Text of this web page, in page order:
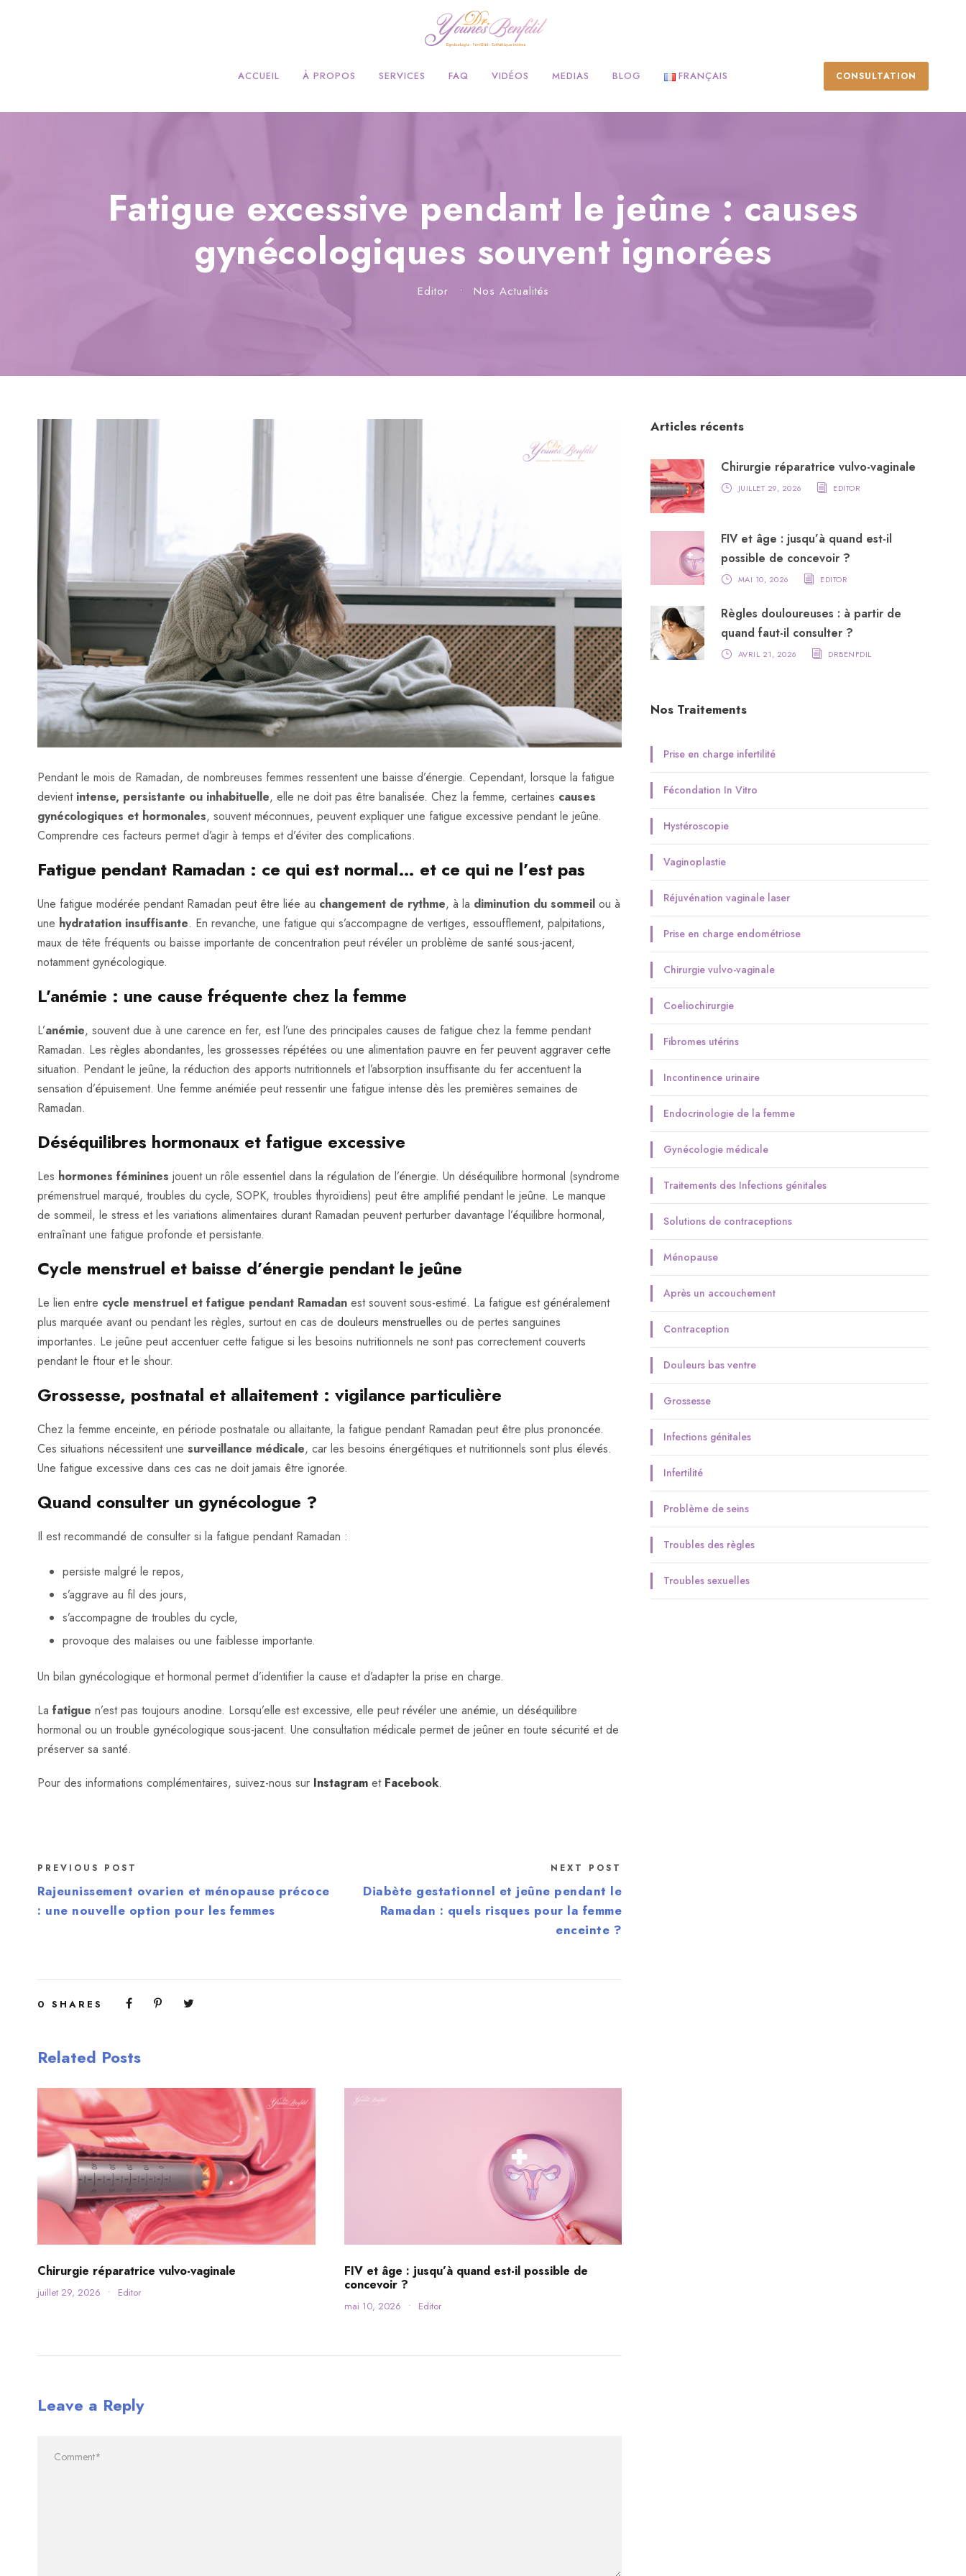
ACCUEIL À PROPOS SERVICES FAQ VIDÉOS MEDIAS BLOG FRANÇAIS CONSULTATION
Fatigue excessive pendant le jeûne : causes
gynécologiques souvent ignorées
Editor • Nos Actualités
Pendant le mois de Ramadan, de nombreuses femmes ressentent une baisse d’énergie. Cependant, lorsque la fatigue
devient intense, persistante ou inhabituelle, elle ne doit pas être banalisée. Chez la femme, certaines causes
gynécologiques et hormonales, souvent méconnues, peuvent expliquer une fatigue excessive pendant le jeûne.
Comprendre ces facteurs permet d’agir à temps et d’éviter des complications.
Fatigue pendant Ramadan : ce qui est normal… et ce qui ne l’est pas
Une fatigue modérée pendant Ramadan peut être liée au changement de rythme, à la diminution du sommeil ou à
une hydratation insuffisante. En revanche, une fatigue qui s’accompagne de vertiges, essoufflement, palpitations,
maux de tête fréquents ou baisse importante de concentration peut révéler un problème de santé sous-jacent,
notamment gynécologique.
L’anémie : une cause fréquente chez la femme
L’anémie, souvent due à une carence en fer, est l’une des principales causes de fatigue chez la femme pendant
Ramadan. Les règles abondantes, les grossesses répétées ou une alimentation pauvre en fer peuvent aggraver cette
situation. Pendant le jeûne, la réduction des apports nutritionnels et l’absorption insuffisante du fer accentuent la
sensation d’épuisement. Une femme anémiée peut ressentir une fatigue intense dès les premières semaines de
Ramadan.
Déséquilibres hormonaux et fatigue excessive
Les hormones féminines jouent un rôle essentiel dans la régulation de l’énergie. Un déséquilibre hormonal (syndrome
prémenstruel marqué, troubles du cycle, SOPK, troubles thyroïdiens) peut être amplifié pendant le jeûne. Le manque
de sommeil, le stress et les variations alimentaires durant Ramadan peuvent perturber davantage l’équilibre hormonal,
entraînant une fatigue profonde et persistante.
Cycle menstruel et baisse d’énergie pendant le jeûne
Le lien entre cycle menstruel et fatigue pendant Ramadan est souvent sous-estimé. La fatigue est généralement
plus marquée avant ou pendant les règles, surtout en cas de douleurs menstruelles ou de pertes sanguines
importantes. Le jeûne peut accentuer cette fatigue si les besoins nutritionnels ne sont pas correctement couverts
pendant le ftour et le shour.
Grossesse, postnatal et allaitement : vigilance particulière
Chez la femme enceinte, en période postnatale ou allaitante, la fatigue pendant Ramadan peut être plus prononcée.
Ces situations nécessitent une surveillance médicale, car les besoins énergétiques et nutritionnels sont plus élevés.
Une fatigue excessive dans ces cas ne doit jamais être ignorée.
Quand consulter un gynécologue ?
Il est recommandé de consulter si la fatigue pendant Ramadan :
persiste malgré le repos,
s’aggrave au fil des jours,
s’accompagne de troubles du cycle,
provoque des malaises ou une faiblesse importante.
Un bilan gynécologique et hormonal permet d’identifier la cause et d’adapter la prise en charge.
La fatigue n’est pas toujours anodine. Lorsqu’elle est excessive, elle peut révéler une anémie, un déséquilibre
hormonal ou un trouble gynécologique sous-jacent. Une consultation médicale permet de jeûner en toute sécurité et de
préserver sa santé.
Pour des informations complémentaires, suivez-nous sur Instagram et Facebook.
PREVIOUS POST
Rajeunissement ovarien et ménopause précoce
: une nouvelle option pour les femmes
NEXT POST
Diabète gestationnel et jeûne pendant le
Ramadan : quels risques pour la femme
enceinte ?
0 SHARES
Related Posts
Chirurgie réparatrice vulvo-vaginale
juillet 29, 2026 • Editor
FIV et âge : jusqu’à quand est-il possible de
concevoir ?
mai 10, 2026 • Editor
Leave a Reply
Articles récents
Chirurgie réparatrice vulvo-vaginale
JUILLET 29, 2026 EDITOR
FIV et âge : jusqu’à quand est-il
possible de concevoir ?
MAI 10, 2026 EDITOR
Règles douloureuses : à partir de
quand faut-il consulter ?
AVRIL 21, 2026 DRBENFDIL
Nos Traitements
Prise en charge infertilité
Fécondation In Vitro
Hystéroscopie
Vaginoplastie
Réjuvénation vaginale laser
Prise en charge endométriose
Chirurgie vulvo-vaginale
Coeliochirurgie
Fibromes utérins
Incontinence urinaire
Endocrinologie de la femme
Gynécologie médicale
Traitements des Infections génitales
Solutions de contraceptions
Ménopause
Après un accouchement
Contraception
Douleurs bas ventre
Grossesse
Infections génitales
Infertilité
Problème de seins
Troubles des règles
Troubles sexuelles